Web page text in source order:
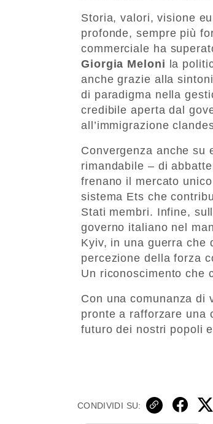
Storia, valori, visione
profonde, sempre più
commerciale ha
Giorgia Meloni la
anche grazie alla
di paradigma nella
credibile aperta dal
all’immigrazione
Convergenza anche su
rimandabile – di
frenano il mercato
sistema Ets che
Stati membri. Infine,
governo italiano nel
Kyiv, in una guerra che
percezione della forza
Un riconoscimento che
Con una comunanza di
pronte a rafforzare una
futuro dei nostri popoli
CONDIVIDI SU: